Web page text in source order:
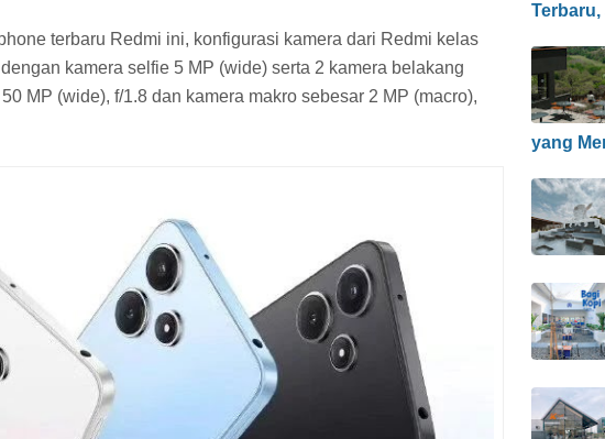
terbaru Redmi ini, konfigurasi kamera dari Redmi kelas
kamera selfie 5 MP (wide) serta 2 kamera belakang
MP (wide), f/1.8 dan kamera makro sebesar 2 MP (macro),
yang